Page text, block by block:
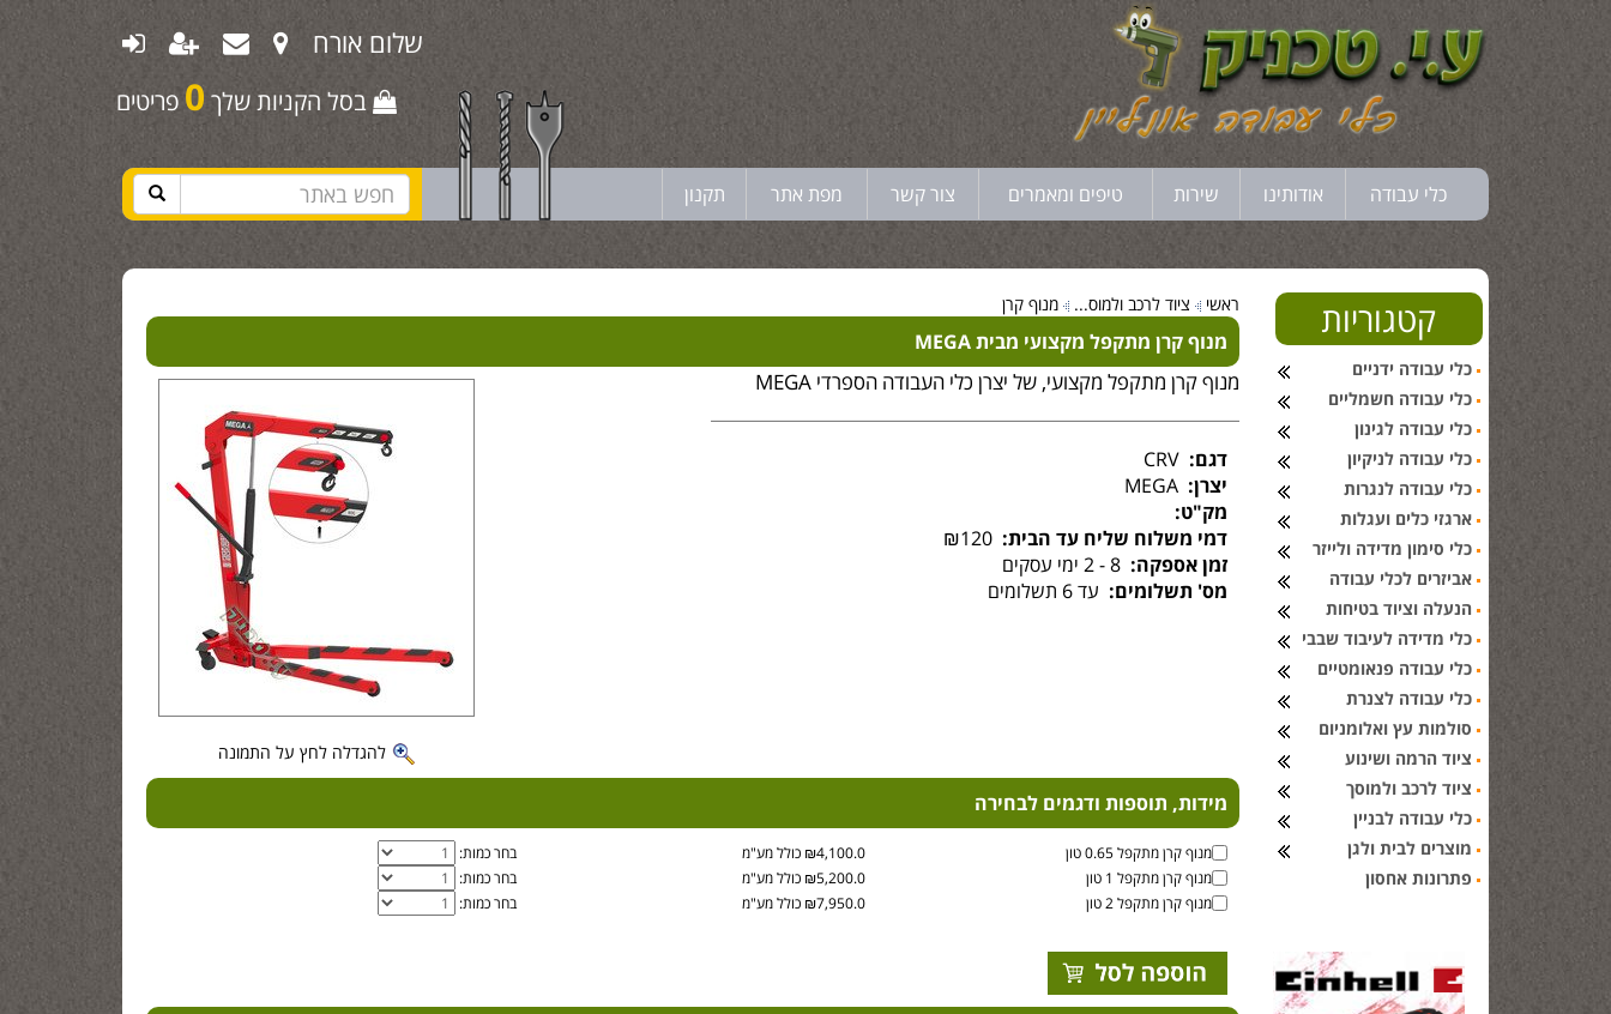
שלום אורח
בסל הקניות שלך 0 פריטים
כלי עבודה אודותינו שירות טיפים ומאמרים צור קשר מפת אתר תקנון
ראשי ציוד לרכב ולמוס... מנוף קרן
מנוף קרן מתקפל מקצועי מבית MEGA
להגדלה לחץ על התמונה
מנוף קרן מתקפל מקצועי, של יצרן כלי העבודה הספרדי MEGA
דגם: CRV
יצרן: MEGA
מק"ט:
דמי משלוח שליח עד הבית: ₪120
זמן אספקה: 8 - 2 ימי עסקים
מס' תשלומים: עד 6 תשלומים
מידות, תוספות ודגמים לבחירה
מנוף קרן מתקפל 0.65 טון ₪4,100.0 כולל מע"מ
בחר כמות:
מנוף קרן מתקפל 1 טון
₪5,200.0 כולל מע"מ
בחר כמות:
מנוף קרן מתקפל 2 טון
₪7,950.0 כולל מע"מ בחר כמות:
קטגוריות
כלי עבודה ידניים
כלי עבודה חשמליים
כלי עבודה לגינון
כלי עבודה לניקיון
כלי עבודה לנגרות
ארגזי כלים ועגלות
כלי סימון מדידה ולייזר
אביזרים לכלי עבודה
הנעלה וציוד בטיחות
כלי מדידה לעיבוד שבבי
כלי עבודה פנאומטיים
כלי עבודה לצנרת
סולמות עץ ואלומניום
ציוד הרמה ושינוע
ציוד לרכב ולמוסך
כלי עבודה לבניין
מוצרים לבית ולגן
פתרונות אחסון